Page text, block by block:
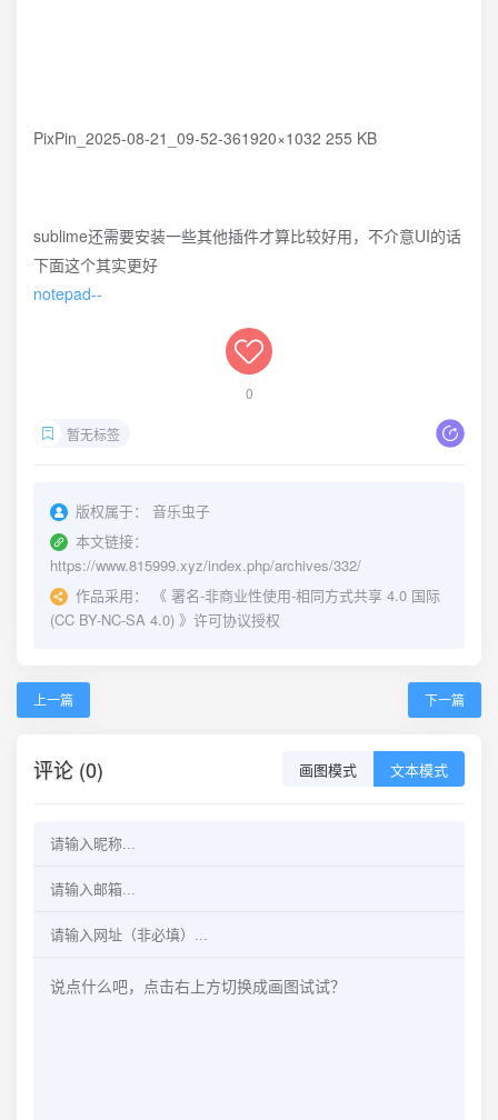
PixPin_2025-08-21_09-52-361920×1032 255 KB
sublime还需要安装一些其他插件才算比较好用，不介意UI的话
下面这个其实更好
notepad--
0
暂无标签
版权属于：
音乐虫子
本文链接：
https://www.815999.xyz/index.php/archives/332/
作品采用：
《 署名-非商业性使用-相同方式共享 4.0 国际
(CC BY-NC-SA 4.0) 》许可协议授权
上一篇 下一篇
评论 (0) 画图模式 文本模式